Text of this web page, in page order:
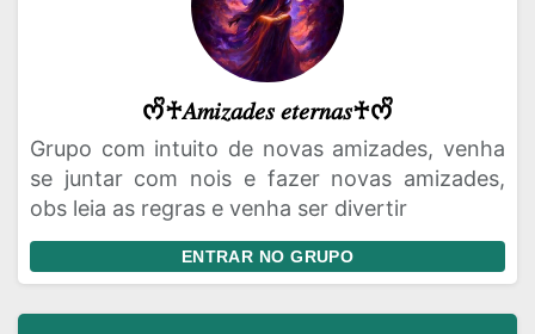
ᰔᩚ♰𝐴𝑚𝑖𝑧𝑎𝑑𝑒𝑠 𝑒𝑡𝑒𝑟𝑛𝑎𝑠♰ᰔᩚ
Grupo com intuito de novas amizades, venha
se juntar com nois e fazer novas amizades,
obs leia as regras e venha ser divertir
ENTRAR NO GRUPO